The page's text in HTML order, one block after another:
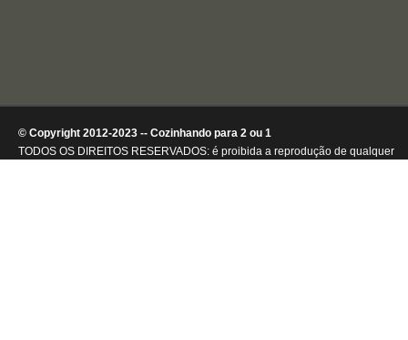
© Copyright 2012-2023 -- Cozinhando para 2 ou 1
TODOS OS DIREITOS RESERVADOS: é proibida a reprodução de qualquer